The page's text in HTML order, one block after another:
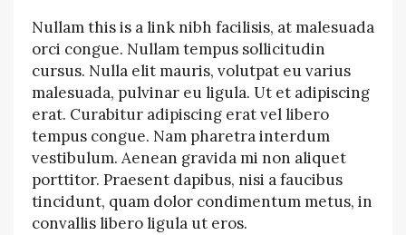
Nullam this is a link nibh facilisis, at malesuada
orci congue. Nullam tempus sollicitudin
cursus. Nulla elit mauris, volutpat eu varius
malesuada, pulvinar eu ligula. Ut et adipiscing
erat. Curabitur adipiscing erat vel libero
tempus congue. Nam pharetra interdum
vestibulum. Aenean gravida mi non aliquet
porttitor. Praesent dapibus, nisi a faucibus
tincidunt, quam dolor condimentum metus, in
convallis libero ligula ut eros.